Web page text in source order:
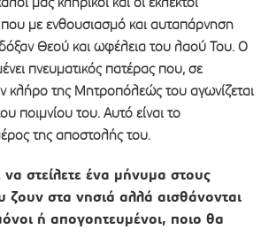
που με ενθουσιασμό και αυταπάρνηση
Θεού και ωφέλεια του λαού Του. Ο
πνευματικός πατέρας που, σε
κλήρο της Μητροπόλεώς του αγωνίζεται
ποιμνίου του. Αυτό είναι το
της αποστολής του.
στείλετε ένα μήνυμα στους
στα νησιά αλλά αισθάνονται
ή απογοητευμένοι, ποιο θα